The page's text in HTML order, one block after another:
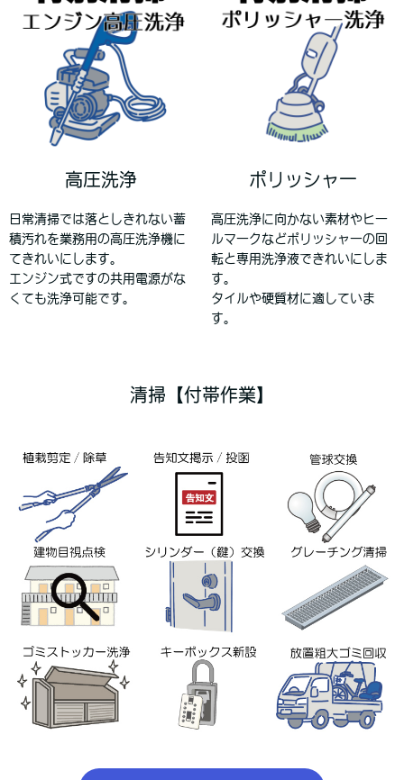
高圧洗浄
日常清掃では落としきれない蓄
積汚れを業務用の高圧洗浄機に
てきれいにします。
エンジン式ですの共用電源がな
くても洗浄可能です。
ポリッシャー
高圧洗浄に向かない素材やヒー
ルマークなどポリッシャーの回
転と専用洗浄液できれいにしま
す。
タイルや硬質材に適していま
す。
清掃【付帯作業】